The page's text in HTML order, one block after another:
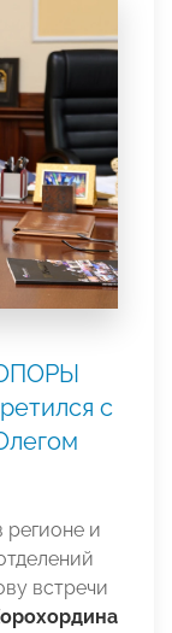
с
регионе и
встречи